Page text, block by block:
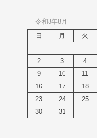
令和8年8月
日
月 火
2
3 4
9
10 11
16
17 18
23
24 25
30
31